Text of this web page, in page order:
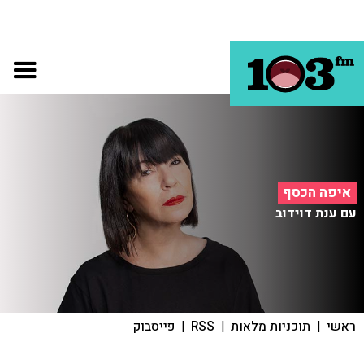
איפה הכסף
עם ענת דוידוב
ראשי | תוכניות מלאות |
RSS
| פייסבוק